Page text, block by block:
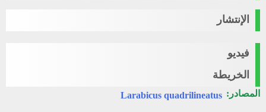
الإنتشار
فيديو
الخريطة
المصادر: Larabicus quadrilineatus